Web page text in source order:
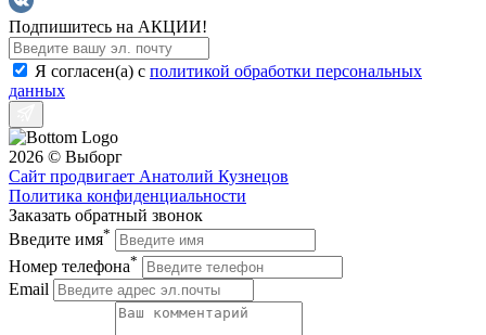
Подпишитесь на АКЦИИ!
Я согласен(a) с политикой обработки персональных
данных
2026 © Выборг
Сайт продвигает Анатолий Кузнецов
Политика конфиденциальности
Заказать обратный звонок
Введите имя*
Номер телефона*
Email